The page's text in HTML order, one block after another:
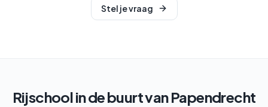
Stel je vraag
Rijschool in de buurt vanPapendrecht